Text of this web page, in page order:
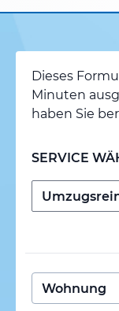
Dieses
Minuten
haben Sie
SERVICE